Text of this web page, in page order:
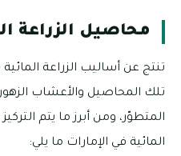
محاصيل الزراعة
تنتج عن أساليب الزراعة
تلك المحاصيل والأعشاب
المتطوّر، ومن أبرز ما يتم
المائية في الإمارات ما يلي: